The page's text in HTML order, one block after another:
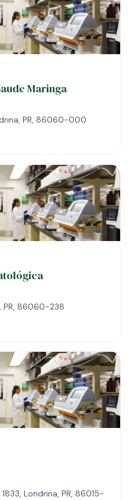
Maringa
PR, 86060-000
PR, 86060-238
Londrina, PR, 86015-